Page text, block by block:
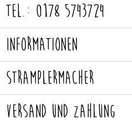
Tel.: 0178 5743724
Informationen
Stramplermacher
Versand und Zahlung